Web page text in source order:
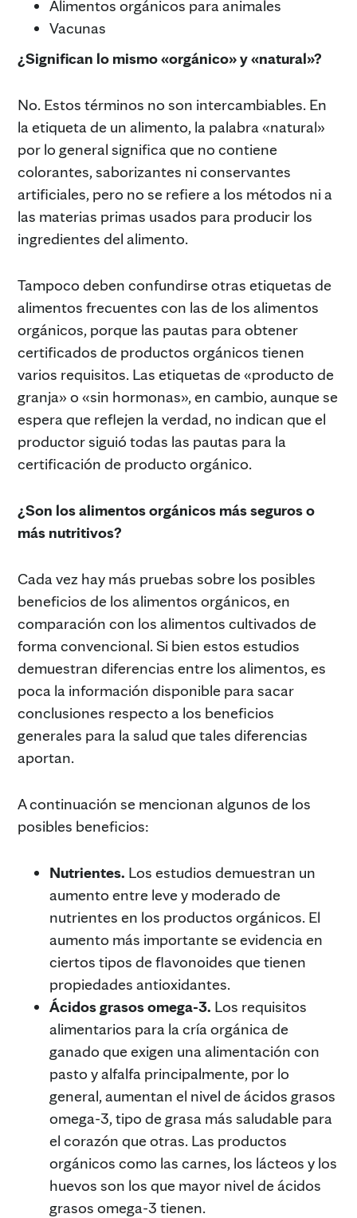
Alimentos orgánicos para animales
Vacunas
¿Significan lo mismo «orgánico» y «natural»?
No. Estos términos no son intercambiables. En
la etiqueta de un alimento, la palabra «natural»
por lo general significa que no contiene
colorantes, saborizantes ni conservantes
artificiales, pero no se refiere a los métodos ni a
las materias primas usados para producir los
ingredientes del alimento.
Tampoco deben confundirse otras etiquetas de
alimentos frecuentes con las de los alimentos
orgánicos, porque las pautas para obtener
certificados de productos orgánicos tienen
varios requisitos. Las etiquetas de «producto de
granja» o «sin hormonas», en cambio, aunque se
espera que reflejen la verdad, no indican que el
productor siguió todas las pautas para la
certificación de producto orgánico.
¿Son los alimentos orgánicos más seguros o
más nutritivos?
Cada vez hay más pruebas sobre los posibles
beneficios de los alimentos orgánicos, en
comparación con los alimentos cultivados de
forma convencional. Si bien estos estudios
demuestran diferencias entre los alimentos, es
poca la información disponible para sacar
conclusiones respecto a los beneficios
generales para la salud que tales diferencias
aportan.
A continuación se mencionan algunos de los
posibles beneficios:
Nutrientes. Los estudios demuestran un
aumento entre leve y moderado de
nutrientes en los productos orgánicos. El
aumento más importante se evidencia en
ciertos tipos de flavonoides que tienen
propiedades antioxidantes.
Ácidos grasos omega-3. Los requisitos
alimentarios para la cría orgánica de
ganado que exigen una alimentación con
pasto y alfalfa principalmente, por lo
general, aumentan el nivel de ácidos grasos
omega-3, tipo de grasa más saludable para
el corazón que otras. Las productos
orgánicos como las carnes, los lácteos y los
huevos son los que mayor nivel de ácidos
grasos omega-3 tienen.